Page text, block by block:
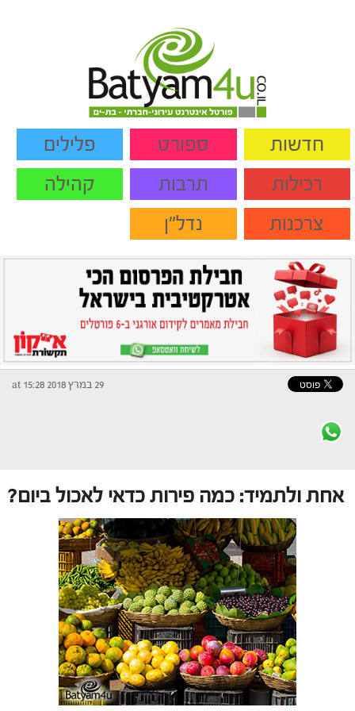
חדשות ספורט
פלילים
רכילות
תרבות
קהילה
צרכנות
נדל"ן
29 במרץ 2018 at 15:28
אחת ולתמיד: כמה פירות כדאי לאכול ביום?